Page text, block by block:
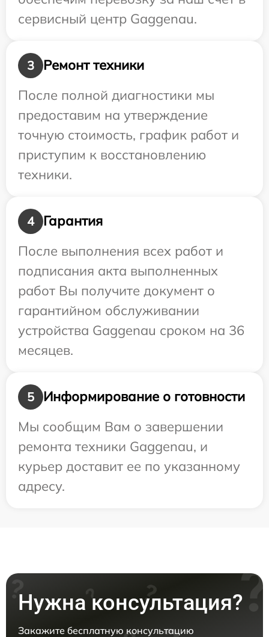
сервисный центр Gaggenau.
3
Ремонт техники
После полной диагностики мы
предоставим на утверждение
точную стоимость, график работ и
приступим к восстановлению
техники.
4
Гарантия
После выполнения всех работ и
подписания акта выполненных
работ Вы получите документ о
гарантийном обслуживании
устройства Gaggenau сроком на 36
месяцев.
5
Информирование о готовности
Мы сообщим Вам о завершении
ремонта техники Gaggenau, и
курьер доставит ее по указанному
адресу.
Нужна консультация?
Закажите бесплатную консультацию